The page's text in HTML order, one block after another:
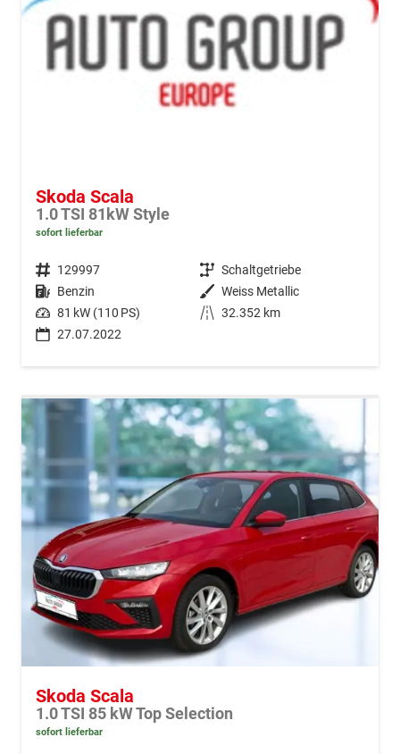
Skoda Scala
1.0 TSI 81kW Style
sofort lieferbar
Fahrzeugnr. 129997 Getriebe Schaltgetriebe
Kraftstoff Benzin Außenfarbe Weiss Metallic
Leistung 81 kW (110 PS) Kilometerstand 32.352 km
27.07.2022
Skoda Scala
1.0 TSI 85 kW Top Selection
sofort lieferbar